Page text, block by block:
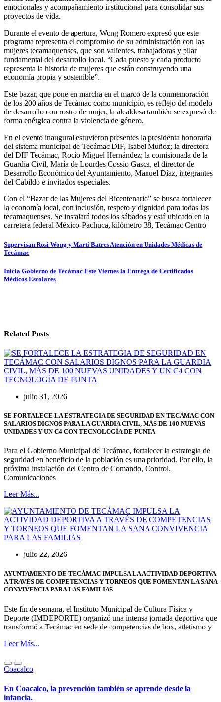
emocionales y acompañamiento institucional para consolidar sus
proyectos de vida.
Durante el evento de apertura, Wong Romero expresó que este
programa representa el compromiso de su administración con las
mujeres tecamaquenses, que son valientes, trabajadoras y pilar
fundamental del desarrollo local. “Cada puesto y cada producto
representa la historia de mujeres que están construyendo una
economía propia y sostenible”.
Este bazar, que pone en marcha en el marco de la conmemoración
de los 200 años de Tecámac como municipio, es reflejo del modelo
de desarrollo con rostro de mujer, la alcaldesa también se expresó de
forma enérgica contra la violencia de género.
En el evento inaugural estuvieron presentes la presidenta honoraria
del sistema municipal de Tecámac DIF, Isabel Muñoz; la directora
del DIF Tecámac, Rocío Miguel Hernández; la comisionada de la
Guardia Civil, María de Lourdes Cossio Gasca, el director de
Desarrollo Económico del Ayuntamiento, Manuel Díaz, integrantes
del Cabildo e invitados especiales.
Con el “Bazar de las Mujeres del Bicentenario” se busca fortalecer
la economía local, con inclusión, respeto y dignidad para todas las
tecamaquenses. Se instalará todos los sábados y está ubicado en la
carretera federal México-Pachuca, kilómetro 38, Tecámac Centro
Navegación
de
entradas
Supervisan Rosi Wong y Martí Batres Atención en Unidades Médicas de
Tecámac
Inicia Gobierno de Tecámac Este Viernes la Entrega de Certificados
Médicos Escolares
Related Posts
julio 31, 2026
SE FORTALECE LA ESTRATEGIA DE SEGURIDAD EN TECÁMAC CON
SALARIOS DIGNOS PARA LA GUARDIA CIVIL, MÁS DE 100 NUEVAS
UNIDADES Y UN C4 CON TECNOLOGÍA DE PUNTA
Para el Gobierno Municipal de Tecámac, fortalecer la estrategia de
seguridad en beneficio de la población es una prioridad. Por ello, la
próxima instalación del Centro de Comando, Control,
Comunicaciones
Leer Más...
julio 22, 2026
AYUNTAMIENTO DE TECÁMAC IMPULSA LA ACTIVIDAD DEPORTIVA
A TRAVÉS DE COMPETENCIAS Y TORNEOS QUE FOMENTAN LA SANA
CONVIVENCIA PARA LAS FAMILIAS
Este fin de semana, el Instituto Municipal de Cultura Física y
Deporte (IMDEPORTE) organizó una intensa jornada deportiva que
transformó a Tecámac en sede de competencias de box, atletismo y
Leer Más...
Coacalco
En Coacalco, la prevención también se aprende desde la
infancia.